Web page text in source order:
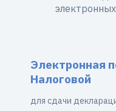
Электронная
Налоговой
для сдачи